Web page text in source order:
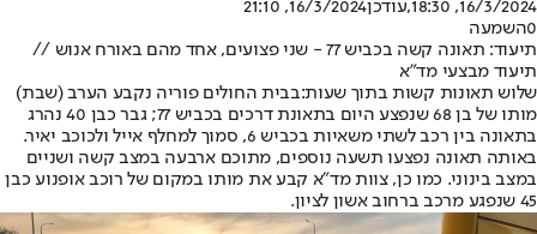
16/3/2024, 18:30
,עודכן16/3/2024, 21:10
0השמעה
תיעוד: תאונה קשה בכביש 77 - שני פצועים, אחד מהם באורח אנוש //
תיעוד מבצעי מד"א
שלוש תאונות קשות בתוך שעות:בבית החולים פוריה נקבע הערב (שבת)
מותו של בן 68 שנפצע היום בתאונת דרכים בכביש 77; גבר כבן 40 נהרג
בתאונה בין רכב לשתי משאיות בכביש 6, סמוך למחלף אייל ולכוכב יאיר.
באותה תאונה נפצעו תשעה נוספים, מתוכם ארבעה במצב קשה ושניים
במצב בינוני. כמו כן, צוות מד"א קבע את מותו במקום של רוכב אופנוע כבן
45 שנפגע מרכב ברחוב אשון לציון.